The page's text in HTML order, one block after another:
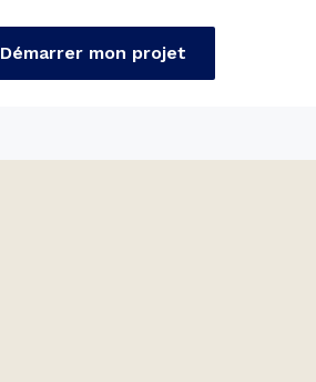
Démarrer mon projet